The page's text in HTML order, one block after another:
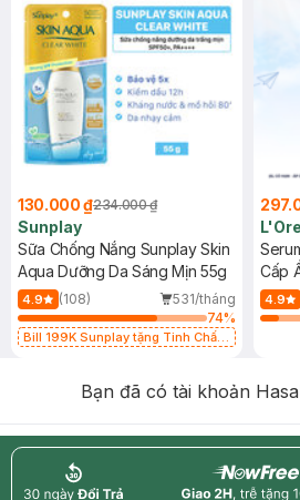
130.000 ₫234.000 ₫
Sunplay
Sữa Chống Nắng Sunplay Skin
Aqua Dưỡng Da Sáng Mịn 55g
4.9 (108)
531/tháng
74%
Bill 199K Sunplay tặng Tinh Chất
Cấp
4.9
Bạn đã có tài khoản